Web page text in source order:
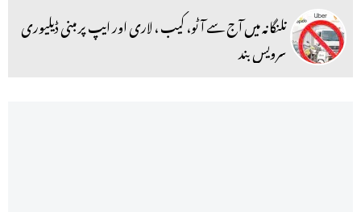
تلنگانہ میں آج سے آٹو، کیب ، لاری اور ایپ پر مبنی ڈیلیوری
سرویس بند